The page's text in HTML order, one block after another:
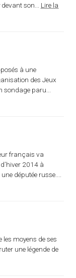
son... Lire la
à une
des Jeux
paru...
français va
2014 à
députée russe....
les moyens de ses
une légende de